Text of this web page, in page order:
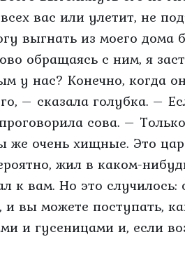
вас или улетит, не
выгнать из моего дома
обращаясь с ним, я
у нас? Конечно, когда
– сказала голубка. –
сова. –
очень хищные. Это
жил в каком-
к вам. Но это случилось:
вы можете поступать,
и гусеницами и, если